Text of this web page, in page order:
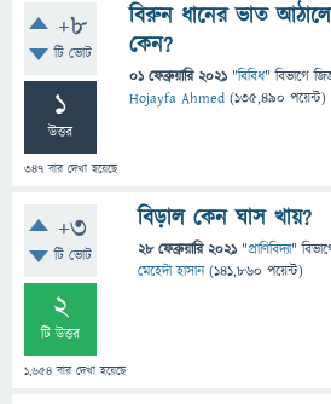
+8
টি ভোট
1
উত্তর
347 বার দেখা হয়েছে
বিরুন ধানের ভাত
কেন?
01 ফেব্রুয়ারি 2021 "বিবিধ" বিভাগে
Hojayfa Ahmed (135,490 পয়েন্ট)
+3
টি ভোট
2
টি উত্তর
1,654 বার দেখা হয়েছে
বিড়াল কেন ঘাস খায়?
28 ফেব্রুয়ারি 2021 "প্রাণিবিদ্যা"
মেহেদী হাসান (141,860 পয়েন্ট)